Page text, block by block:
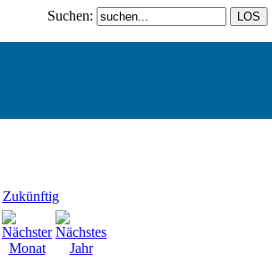
Suchen:
Zukünftig